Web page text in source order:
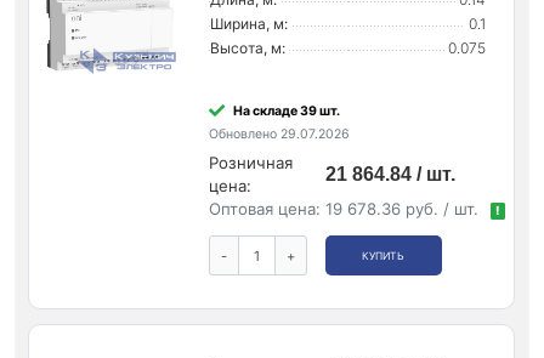
Ширина, м:
0.1
Высота, м:
0.075
На складе 39 шт.
Обновлено 29.07.2026
Розничная
цена:
21 864.84 / шт.
Оптовая цена: 19 678.36 руб. / шт. !
- + КУПИТЬ